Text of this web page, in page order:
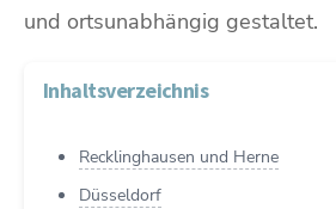
und ortsunabhängig gestaltet.
Inhaltsverzeichnis
Recklinghausen und Herne
Düsseldorf